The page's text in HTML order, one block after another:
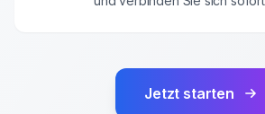
Jetzt starten